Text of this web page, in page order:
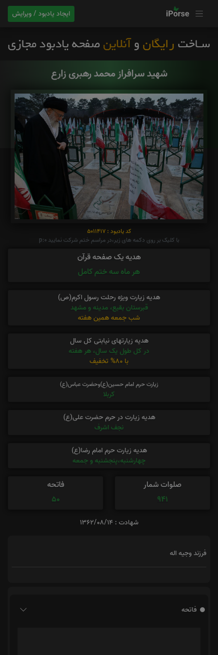
ایجاد یادبود / ویرایش
شهید سرافراز محمد رهبری زارع
کد یادبود : 5011417
با کلیک بر روی دکمه های زیر،در مراسم ختم شرکت نمایید p:0
هدیه یک صفحه قرآن
هر ماه سه ختم کامل
هدیه زیارت ویژه رحلت رسول اکرم(ص)
قبرستان بقیع، مدینه و مشهد
شب جمعه همین هفته
هدیه زیارتهای نیابتی کل سال
در کل طول یک سال، هر هفته
با 80% تخفیف
زیارت حرم امام حسین(ع)وحضرت عباس(ع)
کربلا
هدیه زیارت در حرم حضرت علی(ع)
نجف اشرف
هدیه زیارت حرم امام رضا(ع)
چهارشنبه،پنجشنبه و جمعه
صلوات شمار
941
فاتحه
50
شهادت : 1362/08/14
فرزند وجیه اله
فاتحه